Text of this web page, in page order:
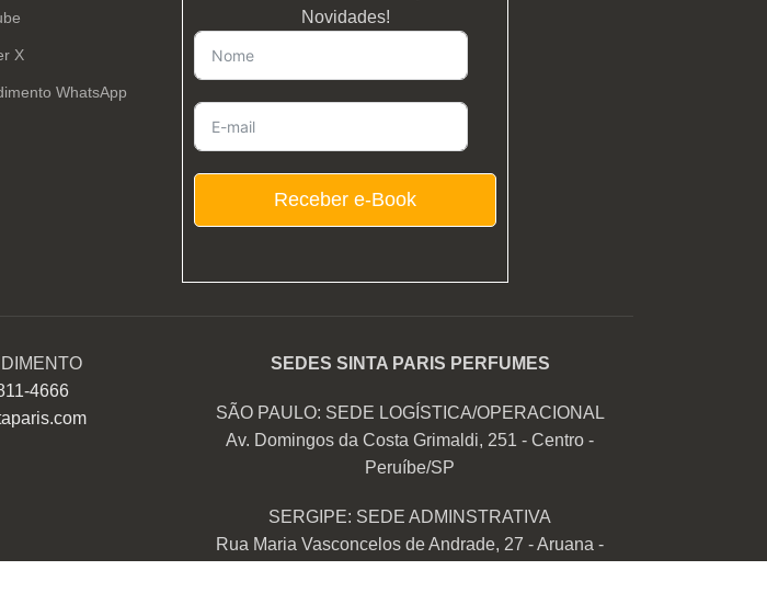
X
WhatsApp
Novidades!
Receber e-Book
4666
SEDES SINTA PARIS PERFUMES
SÃO PAULO: SEDE LOGÍSTICA/OPERACIONAL
Av. Domingos da Costa Grimaldi, 251 - Centro -
Peruíbe/SP
SERGIPE: SEDE ADMINSTRATIVA
Rua Maria Vasconcelos de Andrade, 27 - Aruana -